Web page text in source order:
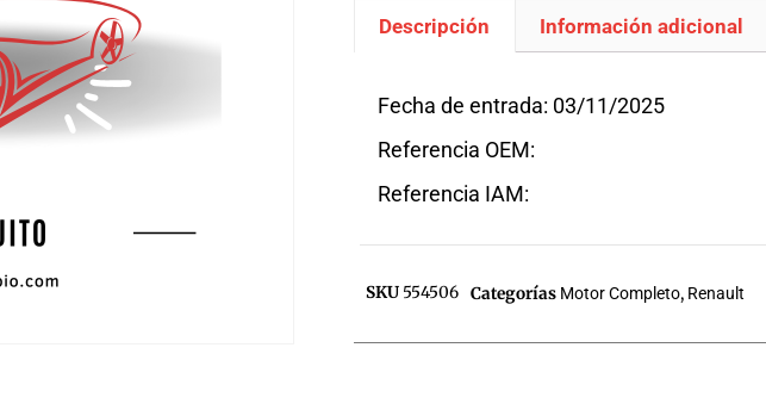
Descripción Información adicional
Fecha de entrada: 03/11/2025
Referencia OEM:
Referencia IAM:
SKU 554506 Categorías Motor Completo, Renault